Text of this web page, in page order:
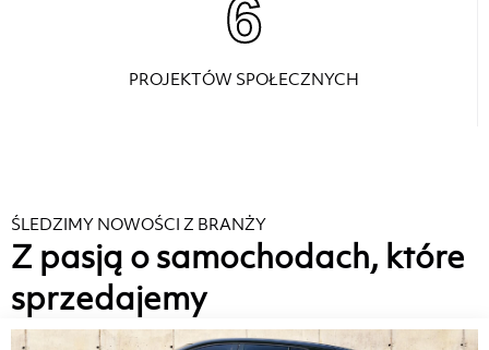
6
PROJEKTÓW SPOŁECZNYCH
ŚLEDZIMY NOWOŚCI Z BRANŻY
Z pasją o samochodach, które
sprzedajemy